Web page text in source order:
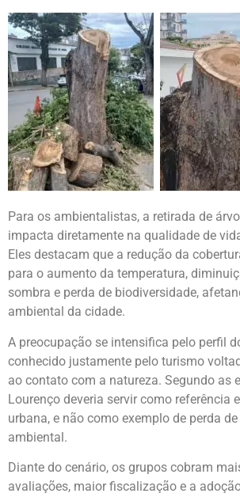
Para os ambientalistas, a retirada de
impacta diretamente na qualidade de
Eles destacam que a redução da
para o aumento da temperatura,
sombra e perda de biodiversidade,
ambiental da cidade.
A preocupação se intensifica pelo perfil
conhecido justamente pelo turismo
ao contato com a natureza. Segundo as
Lourenço deveria servir como referência
urbana, e não como exemplo de perda
ambiental.
Diante do cenário, os grupos cobram
avaliações, maior fiscalização e a